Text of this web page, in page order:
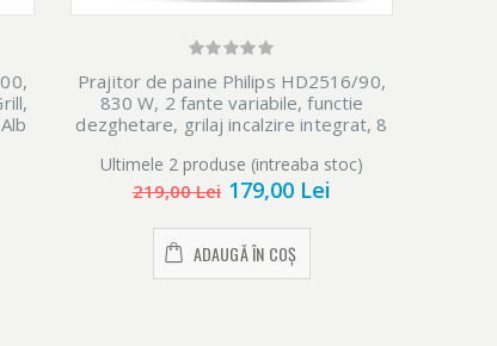
Prajitor de paine Philips HD2516/90,
830 W, 2 fante variabile, functie
dezghetare, grilaj incalzire integrat, 8
Ultimele 2 produse (intreaba stoc)
219,00 Lei 179,00 Lei
ADAUGĂ ÎN COȘ